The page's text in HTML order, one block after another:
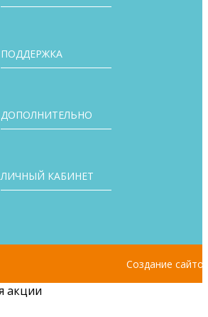
ПОДДЕРЖКА
ДОПОЛНИТЕЛЬНО
ЛИЧНЫЙ КАБИНЕТ
Создание